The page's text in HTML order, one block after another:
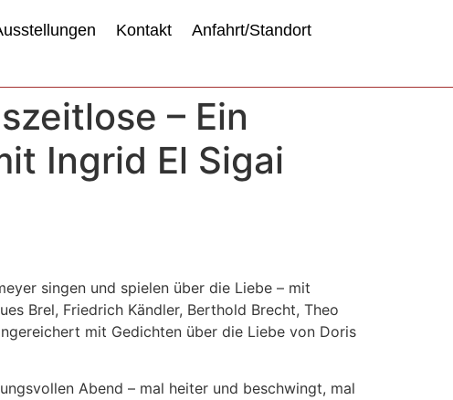
Kontakt Anfahrt/Standort
– Ein
Ingrid El Sigai
singen und spielen über die Liebe – mit
Brel, Friedrich Kändler, Berthold Brecht, Theo
mit Gedichten über die Liebe von Doris
Abend – mal heiter und beschwingt, mal